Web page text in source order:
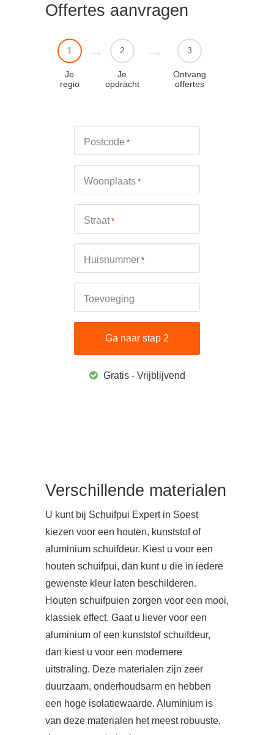
Offertes aanvragen
1
Je
regio
2
Je
opdracht
3
Ontvang
offertes
Postcode *
Woonplaats *
Straat *
Huisnummer *
Toevoeging
Gratis - Vrijblijvend
Verschillende materialen
U kunt bij Schuifpui Expert in Soest
kiezen voor een houten, kunststof of
aluminium schuifdeur. Kiest u voor een
houten schuifpui, dan kunt u die in iedere
gewenste kleur laten beschilderen.
Houten schuifpuien zorgen voor een mooi,
klassiek effect. Gaat u liever voor een
aluminium of een kunststof schuifdeur,
dan kiest u voor een modernere
uitstraling. Deze materialen zijn zeer
duurzaam, onderhoudsarm en hebben
een hoge isolatiewaarde. Aluminium is
van deze materialen het meest robuuste,